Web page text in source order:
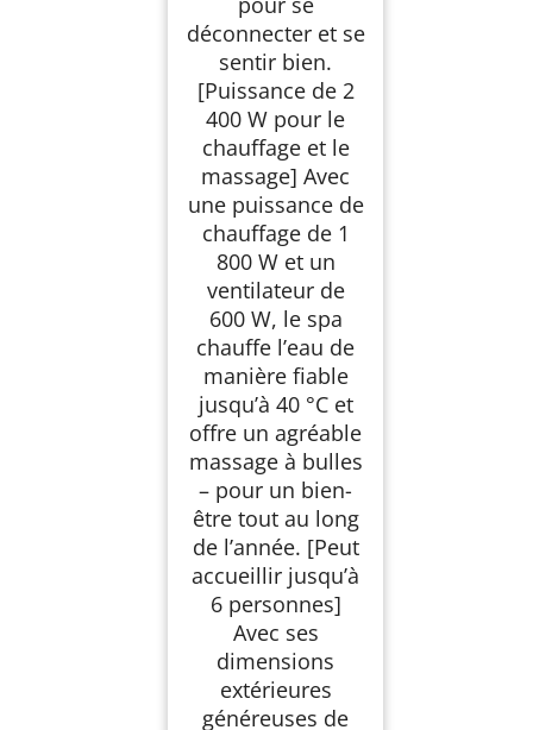
déconnecter et se
sentir bien.
[Puissance de 2
400 W pour le
chauffage et le
massage] Avec
une puissance de
chauffage de 1
800 W et un
ventilateur de
600 W, le spa
chauffe l’eau de
manière fiable
jusqu’à 40 °C et
offre un agréable
massage à bulles
– pour un bien-
être tout au long
de l’année. [Peut
accueillir jusqu’à
6 personnes]
Avec ses
dimensions
extérieures
généreuses de